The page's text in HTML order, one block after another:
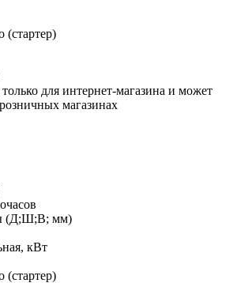
(стартер)
для интернет-магазина и может
магазинах
(Д;Ш;В; мм)
кВт
(стартер)